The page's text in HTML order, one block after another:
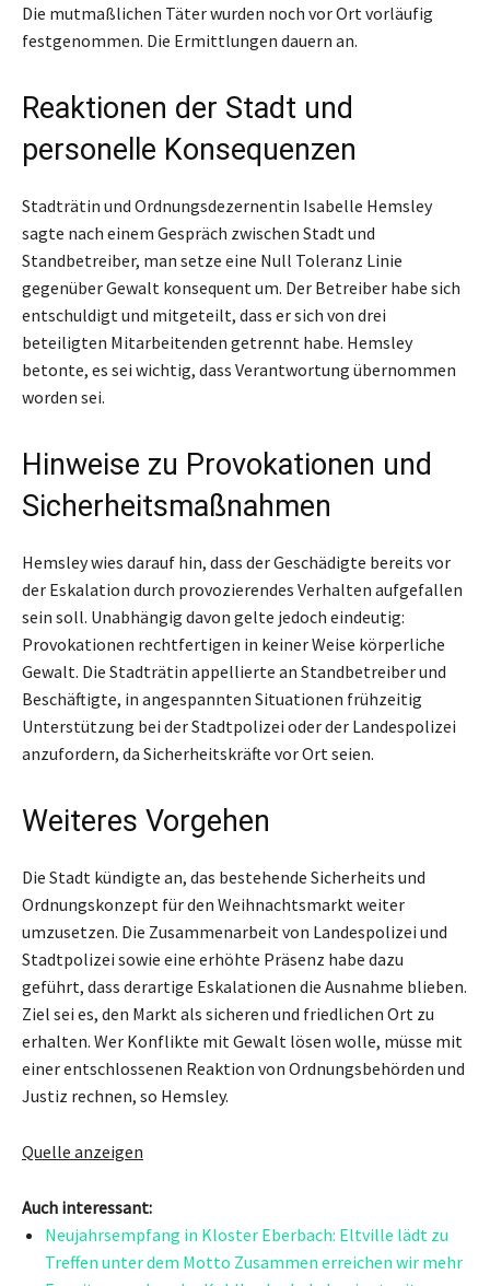
Die mutmaßlichen Täter wurden noch vor Ort vorläufig
festgenommen. Die Ermittlungen dauern an.
Reaktionen der Stadt und
personelle Konsequenzen
Stadträtin und Ordnungsdezernentin Isabelle Hemsley
sagte nach einem Gespräch zwischen Stadt und
Standbetreiber, man setze eine Null Toleranz Linie
gegenüber Gewalt konsequent um. Der Betreiber habe sich
entschuldigt und mitgeteilt, dass er sich von drei
beteiligten Mitarbeitenden getrennt habe. Hemsley
betonte, es sei wichtig, dass Verantwortung übernommen
worden sei.
Hinweise zu Provokationen und
Sicherheitsmaßnahmen
Hemsley wies darauf hin, dass der Geschädigte bereits vor
der Eskalation durch provozierendes Verhalten aufgefallen
sein soll. Unabhängig davon gelte jedoch eindeutig:
Provokationen rechtfertigen in keiner Weise körperliche
Gewalt. Die Stadträtin appellierte an Standbetreiber und
Beschäftigte, in angespannten Situationen frühzeitig
Unterstützung bei der Stadtpolizei oder der Landespolizei
anzufordern, da Sicherheitskräfte vor Ort seien.
Weiteres Vorgehen
Die Stadt kündigte an, das bestehende Sicherheits und
Ordnungskonzept für den Weihnachtsmarkt weiter
umzusetzen. Die Zusammenarbeit von Landespolizei und
Stadtpolizei sowie eine erhöhte Präsenz habe dazu
geführt, dass derartige Eskalationen die Ausnahme blieben.
Ziel sei es, den Markt als sicheren und friedlichen Ort zu
erhalten. Wer Konflikte mit Gewalt lösen wolle, müsse mit
einer entschlossenen Reaktion von Ordnungsbehörden und
Justiz rechnen, so Hemsley.
Quelle anzeigen
Auch interessant:
Neujahrsempfang in Kloster Eberbach: Eltville lädt zu
Treffen unter dem Motto Zusammen erreichen wir mehr